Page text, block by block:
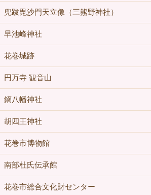
兜跋毘沙門天立像（三熊野神社）
早池峰神社
花巻城跡
円万寺 観音山
鏑八幡神社
胡四王神社
花巻市博物館
南部杜氏伝承館
花巻市総合文化財センター